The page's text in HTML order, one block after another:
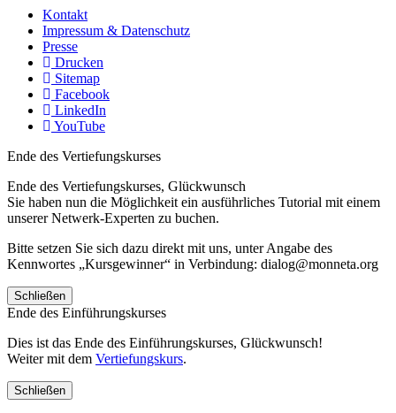
Kontakt
Impressum & Datenschutz
Presse
Drucken
Sitemap
Facebook
LinkedIn
YouTube
Ende des Vertiefungskurses
Ende des Vertiefungskurses, Glückwunsch
Sie haben nun die Möglichkeit ein ausführliches Tutorial mit einem
unserer Netwerk-Experten zu buchen.
Bitte setzen Sie sich dazu direkt mit uns, unter Angabe des
Kennwortes „Kursgewinner“ in Verbindung: dialog@monneta.org
Schließen
Ende des Einführungskurses
Dies ist das Ende des Einführungskurses, Glückwunsch!
Weiter mit dem Vertiefungskurs.
Schließen